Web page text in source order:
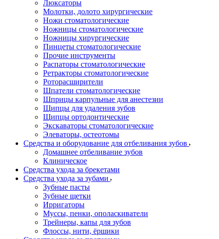
Люксаторы
Молотки, долото хирургические
Ножи стоматологические
Ножницы стоматологические
Ножницы хирургические
Пинцеты стоматологические
Прочие инструменты
Распаторы стоматологические
Ретракторы стоматологические
Роторасширители
Шпатели стоматологические
Шприцы карпульные для анестезии
Щипцы для удаления зубов
Щипцы ортодонтические
Экскаваторы стоматологические
Элеваторы, остеотомы
Средства и оборудование для отбеливания зубов
Домашнее отбеливание зубов
Клиническое
Средства ухода за брекетами
Средства ухода за зубами
Зубные пасты
Зубные щетки
Ирригаторы
Муссы, пенки, ополаскиватели
Трейнеры, капы для зубов
Флоссы, нити, ёршики